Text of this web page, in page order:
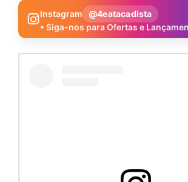
Instagram
@4eatacadista
• Siga-nos para Ofertas e